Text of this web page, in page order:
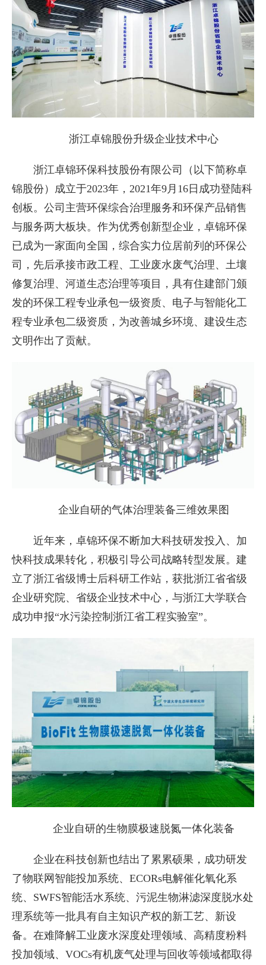
浙江卓锦股份升级企业技术中心
浙江卓锦环保科技股份有限公司（以下简称卓
锦股份）成立于2023年，2021年9月16日成功登陆科
创板。公司主营环保综合治理服务和环保产品销售
与服务两大板块。作为优秀创新型企业，卓锦环保
已成为一家面向全国，综合实力位居前列的环保公
司，先后承接市政工程、工业废水废气治理、土壤
修复治理、河道生态治理等项目，具有住建部门颁
发的环保工程专业承包一级资质、电子与智能化工
程专业承包二级资质，为改善城乡环境、建设生态
文明作出了贡献。
企业自研的气体治理装备三维效果图
近年来，卓锦环保不断加大科技研发投入、加
快科技成果转化，积极引导公司战略转型发展。建
立了浙江省级博士后科研工作站，获批浙江省省级
企业研究院、省级企业技术中心，与浙江大学联合
成功申报“水污染控制浙江省工程实验室”。
企业自研的生物膜极速脱氮一体化装备
企业在科技创新也结出了累累硕果，成功研发
了物联网智能投加系统、ECORs电解催化氧化系
统、SWFS智能活水系统、污泥生物淋滤深度脱水处
理系统等一批具有自主知识产权的新工艺、新设
备。在难降解工业废水深度处理领域、高精度粉料
投加领域、VOCs有机废气处理与回收等领域都取得